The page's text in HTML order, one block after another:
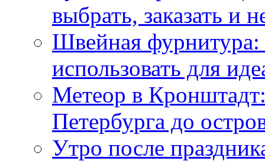
выбрать, заказать и
Швейная фурнитура:
использовать для
Метеор в
Петербурга до
Утро после